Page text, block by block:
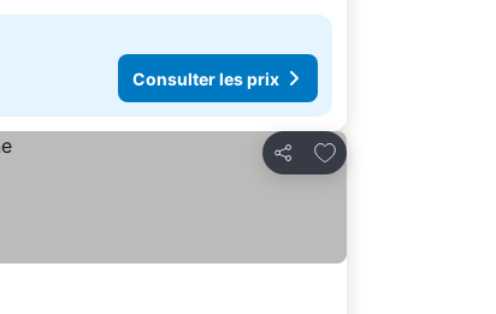
Consulter les prix
Partager
Ajouter à mes favoris